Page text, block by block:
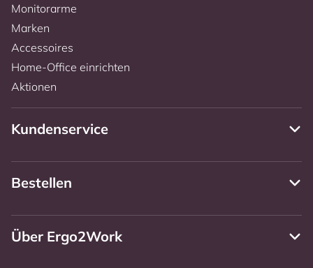
Monitorarme
Marken
Accessoires
Home-Office einrichten
Aktionen
Kundenservice
Bestellen
Über Ergo2Work